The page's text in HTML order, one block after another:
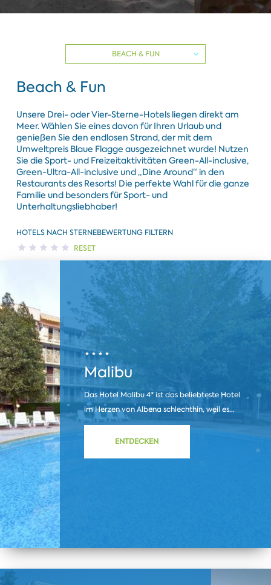
BEACH & FUN
Beach & Fun
Unsere Drei- oder Vier-Sterne-Hotels liegen direkt am
Meer. Wählen Sie eines davon für Ihren Urlaub und
genießen Sie den endlosen Strand, der mit dem
Umweltpreis Blaue Flagge ausgezeichnet wurde! Nutzen
Sie die Sport- und Freizeitaktivitäten Green-All-inclusive,
Green-Ultra-All-inclusive und „Dine Around“ in den
Restaurants des Resorts! Die perfekte Wahl für die ganze
Familie und besonders für Sport- und
Unterhaltungsliebhaber!
HOTELS NACH STERNEBEWERTUNG FILTERN
RESET
Malibu
Das Hotel Malibu 4* ist das beliebteste Hotel
im Herzen von Albena schlechthin, weil es...
ENTDECKEN